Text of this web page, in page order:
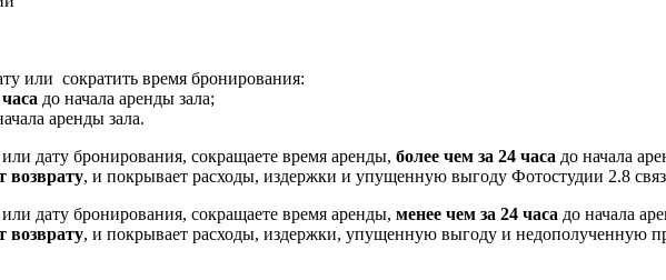
или сократить время бронирования:
до начала аренды зала;
аренды зала.
дату бронирования, сокращаете время аренды, более чем за 24 часа до начала
возврату, и покрывает расходы, издержки и упущенную выгоду Фотостудии 2.8
дату бронирования, сокращаете время аренды, менее чем за 24 часа до начала
возврату, и покрывает расходы, издержки, упущенную выгоду и недополученную